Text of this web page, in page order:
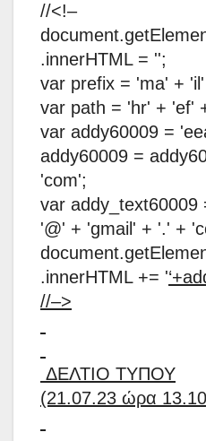
//<!–
.innerHTML = '';
var prefix = 'ma' +
var path = 'hr' + 'ef'
var addy60009 =
addy60009 =
'com';
var addy_text60009
'@' + 'gmail' + '.' +
.innerHTML += '
//–>
ΔΕΛΤΙΟ ΤΥΠΟΥ
(21.07.23 ώρα